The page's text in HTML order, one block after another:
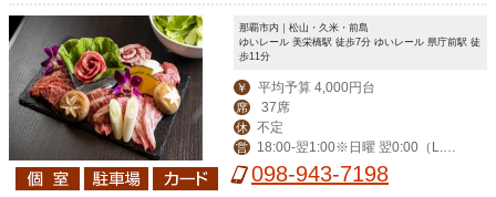
那覇市内｜松山・久米・前島
ゆいレール 美栄橋駅 徒歩7分 ゆいレール 県庁前駅 徒
歩11分
￥ 平均予算 4,000円台
席 37席
休 不定
営
18:00-翌1:00※日曜 翌0:00（L.O
料理60分前・飲み物30分前）
098-943-7198